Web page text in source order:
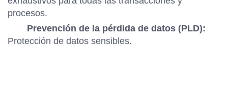
procesos.
Prevención de la pérdida de datos (PLD):
Protección de datos sensibles.